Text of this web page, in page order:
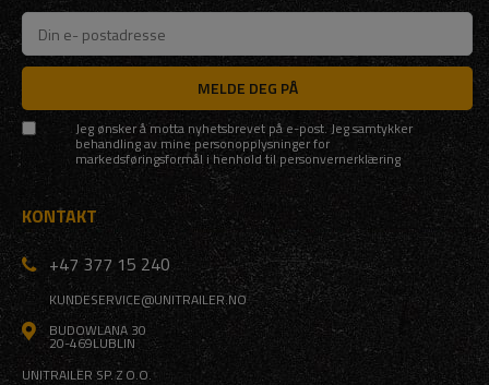
MELDE DEG PÅ
Jeg ønsker å motta nyhetsbrevet på e-post. Jeg samtykker
behandling av mine personopplysninger for
markedsføringsformål i henhold til personvernerklæring
KONTAKT
+47 377 15 240
KUNDESERVICE@UNITRAILER.NO
BUDOWLANA 30
20-469LUBLIN
UNITRAILER SP. Z O.O.